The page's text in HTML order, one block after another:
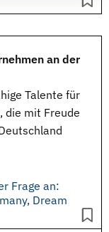
an der
Talente für
die mit Freude
Frage an:
Dream